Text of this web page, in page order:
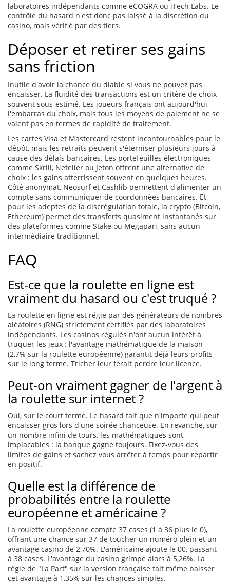
laboratoires indépendants comme eCOGRA ou iTech Labs. Le
contrôle du hasard n'est donc pas laissé à la discrétion du
casino, mais vérifié par des tiers.
Déposer et retirer ses gains
sans friction
Inutile d'avoir la chance du diable si vous ne pouvez pas
encaisser. La fluidité des transactions est un critère de choix
souvent sous-estimé. Les joueurs français ont aujourd'hui
l'embarras du choix, mais tous les moyens de paiement ne se
valent pas en termes de rapidité de traitement.
Les cartes Visa et Mastercard restent incontournables pour le
dépôt, mais les retraits peuvent s'éterniser plusieurs jours à
cause des délais bancaires. Les portefeuilles électroniques
comme Skrill, Neteller ou Jeton offrent une alternative de
choix : les gains atterrissent souvent en quelques heures.
Côté anonymat, Neosurf et Cashlib permettent d'alimenter un
compte sans communiquer de coordonnées bancaires. Et
pour les adeptes de la discrégulation totale, la crypto (Bitcoin,
Ethereum) permet des transferts quasiment instantanés sur
des plateformes comme Stake ou Megapari, sans aucun
intermédiaire traditionnel.
FAQ
Est-ce que la roulette en ligne est
vraiment du hasard ou c'est truqué ?
La roulette en ligne est régie par des générateurs de nombres
aléatoires (RNG) strictement certifiés par des laboratoires
indépendants. Les casinos régulés n'ont aucun intérêt à
truquer les jeux : l'avantage mathématique de la maison
(2,7% sur la roulette européenne) garantit déjà leurs profits
sur le long terme. Tricher leur ferait perdre leur licence.
Peut-on vraiment gagner de l'argent à
la roulette sur internet ?
Oui, sur le court terme. Le hasard fait que n'importe qui peut
encaisser gros lors d'une soirée chanceuse. En revanche, sur
un nombre infini de tours, les mathématiques sont
implacables : la banque gagne toujours. Fixez-vous des
limites de gains et sachez vous arrêter à temps pour repartir
en positif.
Quelle est la différence de
probabilités entre la roulette
européenne et américaine ?
La roulette européenne compte 37 cases (1 à 36 plus le 0),
offrant une chance sur 37 de toucher un numéro plein et un
avantage casino de 2,70%. L'américaine ajoute le 00, passant
à 38 cases. L'avantage du casino grimpe alors à 5,26%. La
règle de "La Part" sur la version française fait même baisser
cet avantage à 1,35% sur les chances simples.